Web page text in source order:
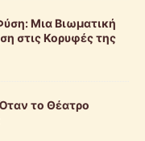
Μια Βιωματική
στις Κορυφές της
το Θέατρο